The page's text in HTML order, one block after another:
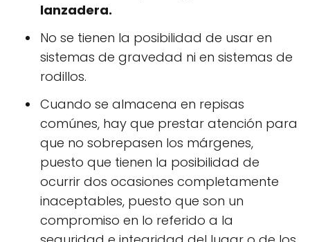
lanzadera.
No se tienen la posibilidad de usar en
sistemas de gravedad ni en sistemas de
rodillos.
Cuando se almacena en repisas
comúnes, hay que prestar atención para
que no sobrepasen los márgenes,
puesto que tienen la posibilidad de
ocurrir dos ocasiones completamente
inaceptables, puesto que son un
compromiso en lo referido a la